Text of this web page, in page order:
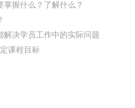
掌握什么？了解什么？
解决学员工作中的实际问题
课程目标